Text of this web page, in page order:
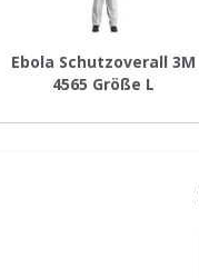
Ebola Schutzoverall 3M
4565 Größe L